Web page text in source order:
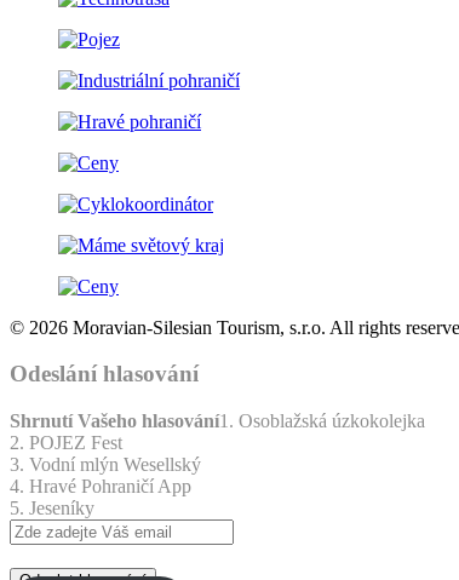
© 2026 Moravian-Silesian Tourism, s.r.o. All rights
Odeslání hlasování
Shrnutí Vašeho hlasování1. Osoblažská úzkokolejka
2. POJEZ Fest
3. Vodní mlýn Wesellský
4. Hravé Pohraničí App
5. Jeseníky